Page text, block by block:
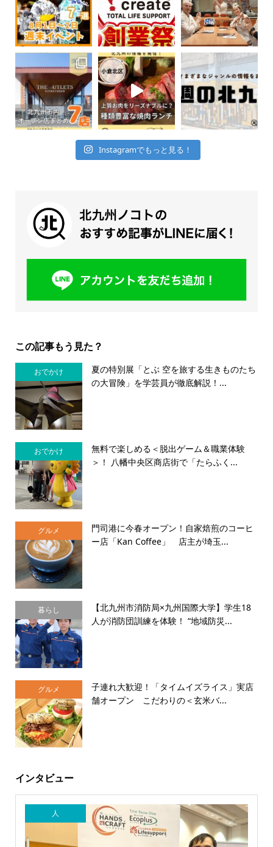
Instagramでもっと見る！
この記事もう見た？
おでかけ
夏の特別展「とぶ 空を旅する生きものたち
の大冒険」を学芸員が徹底解説！...
おでかけ
無料で楽しめる＜脱出ゲーム＆職業体験
＞！ 八幡中央区商店街で「たらふく...
グルメ
門司港に今春オープン！自家焙煎のコーヒ
ー店「Kan Coffee」 店主が埼玉...
暮らし
【北九州市消防局×九州国際大学】学生18
人が消防団訓練を体験！ “地域防災...
グルメ
子連れ大歓迎！「タイムイズライス」実店
舗オープン こだわりの＜玄米バ...
インタビュー
人